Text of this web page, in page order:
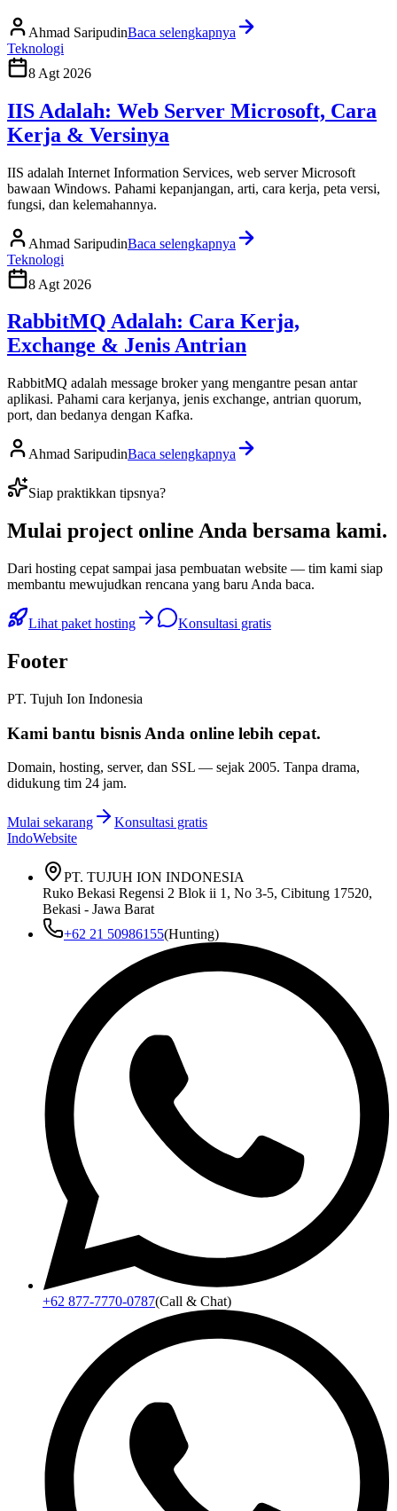
Ahmad SaripudinBaca selengkapnya
Teknologi
8 Agt 2026
IIS Adalah: Web Server Microsoft, Cara
Kerja & Versinya
IIS adalah Internet Information Services, web server Microsoft
bawaan Windows. Pahami kepanjangan, arti, cara kerja, peta versi,
fungsi, dan kelemahannya.
Ahmad SaripudinBaca selengkapnya
Teknologi
8 Agt 2026
RabbitMQ Adalah: Cara Kerja,
Exchange & Jenis Antrian
RabbitMQ adalah message broker yang mengantre pesan antar
aplikasi. Pahami cara kerjanya, jenis exchange, antrian quorum,
port, dan bedanya dengan Kafka.
Ahmad SaripudinBaca selengkapnya
Siap praktikkan tipsnya?
Mulai project online Anda bersama kami.
Dari hosting cepat sampai jasa pembuatan website — tim kami siap
membantu mewujudkan rencana yang baru Anda baca.
Lihat paket hosting Konsultasi gratis
Footer
PT. Tujuh Ion Indonesia
Kami bantu bisnis Anda online lebih cepat.
Domain, hosting, server, dan SSL — sejak 2005. Tanpa drama,
didukung tim 24 jam.
Mulai sekarang
Konsultasi gratis
IndoWebsite
PT. TUJUH ION INDONESIA
Ruko Bekasi Regensi 2 Blok ii 1, No 3-5, Cibitung 17520,
Bekasi - Jawa Barat
+62 21 50986155(Hunting)
+62 877-7770-0787(Call & Chat)